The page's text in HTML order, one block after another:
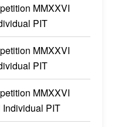
MMXXVI
PIT
MMXXVI
PIT
MMXXVI
Individual PIT